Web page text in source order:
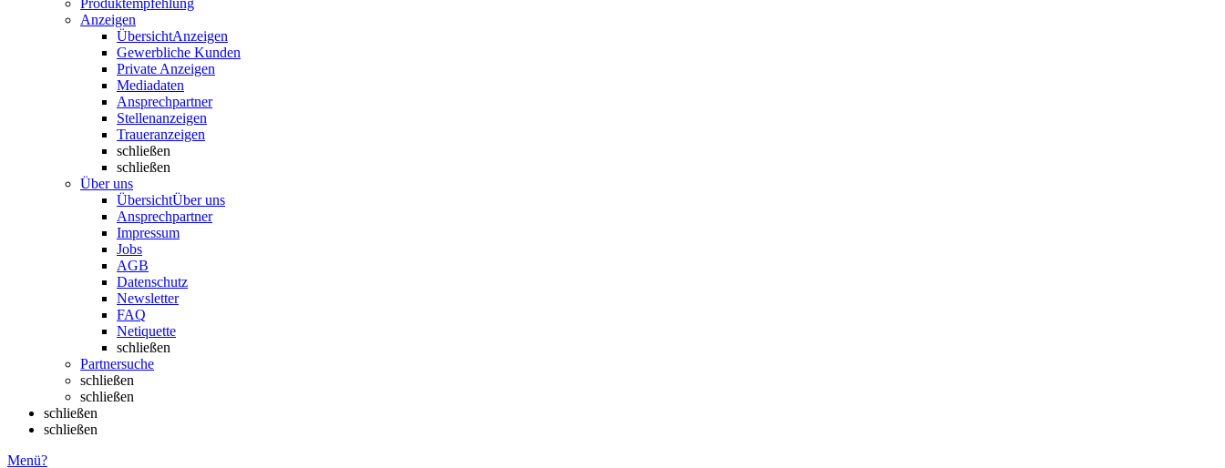
Produktempfehlung
Anzeigen
ÜbersichtAnzeigen
Gewerbliche Kunden
Private Anzeigen
Mediadaten
Ansprechpartner
Stellenanzeigen
Traueranzeigen
schließen
schließen
Über uns
ÜbersichtÜber uns
Ansprechpartner
Impressum
Jobs
AGB
Datenschutz
Newsletter
FAQ
Netiquette
schließen
Partnersuche
schließen
schließen
schließen
schließen
Menü?